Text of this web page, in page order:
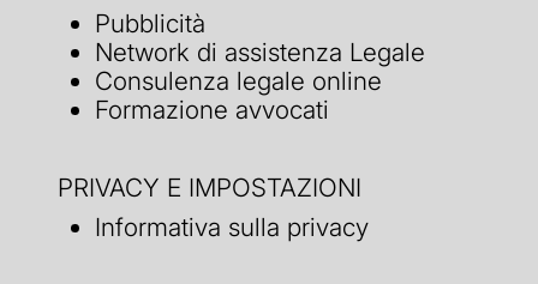
Pubblicità
Network di assistenza Legale
Consulenza legale online
Formazione avvocati
PRIVACY E IMPOSTAZIONI
Informativa sulla privacy